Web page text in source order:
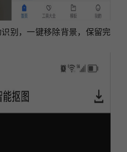
别，一键移除背景，保留完